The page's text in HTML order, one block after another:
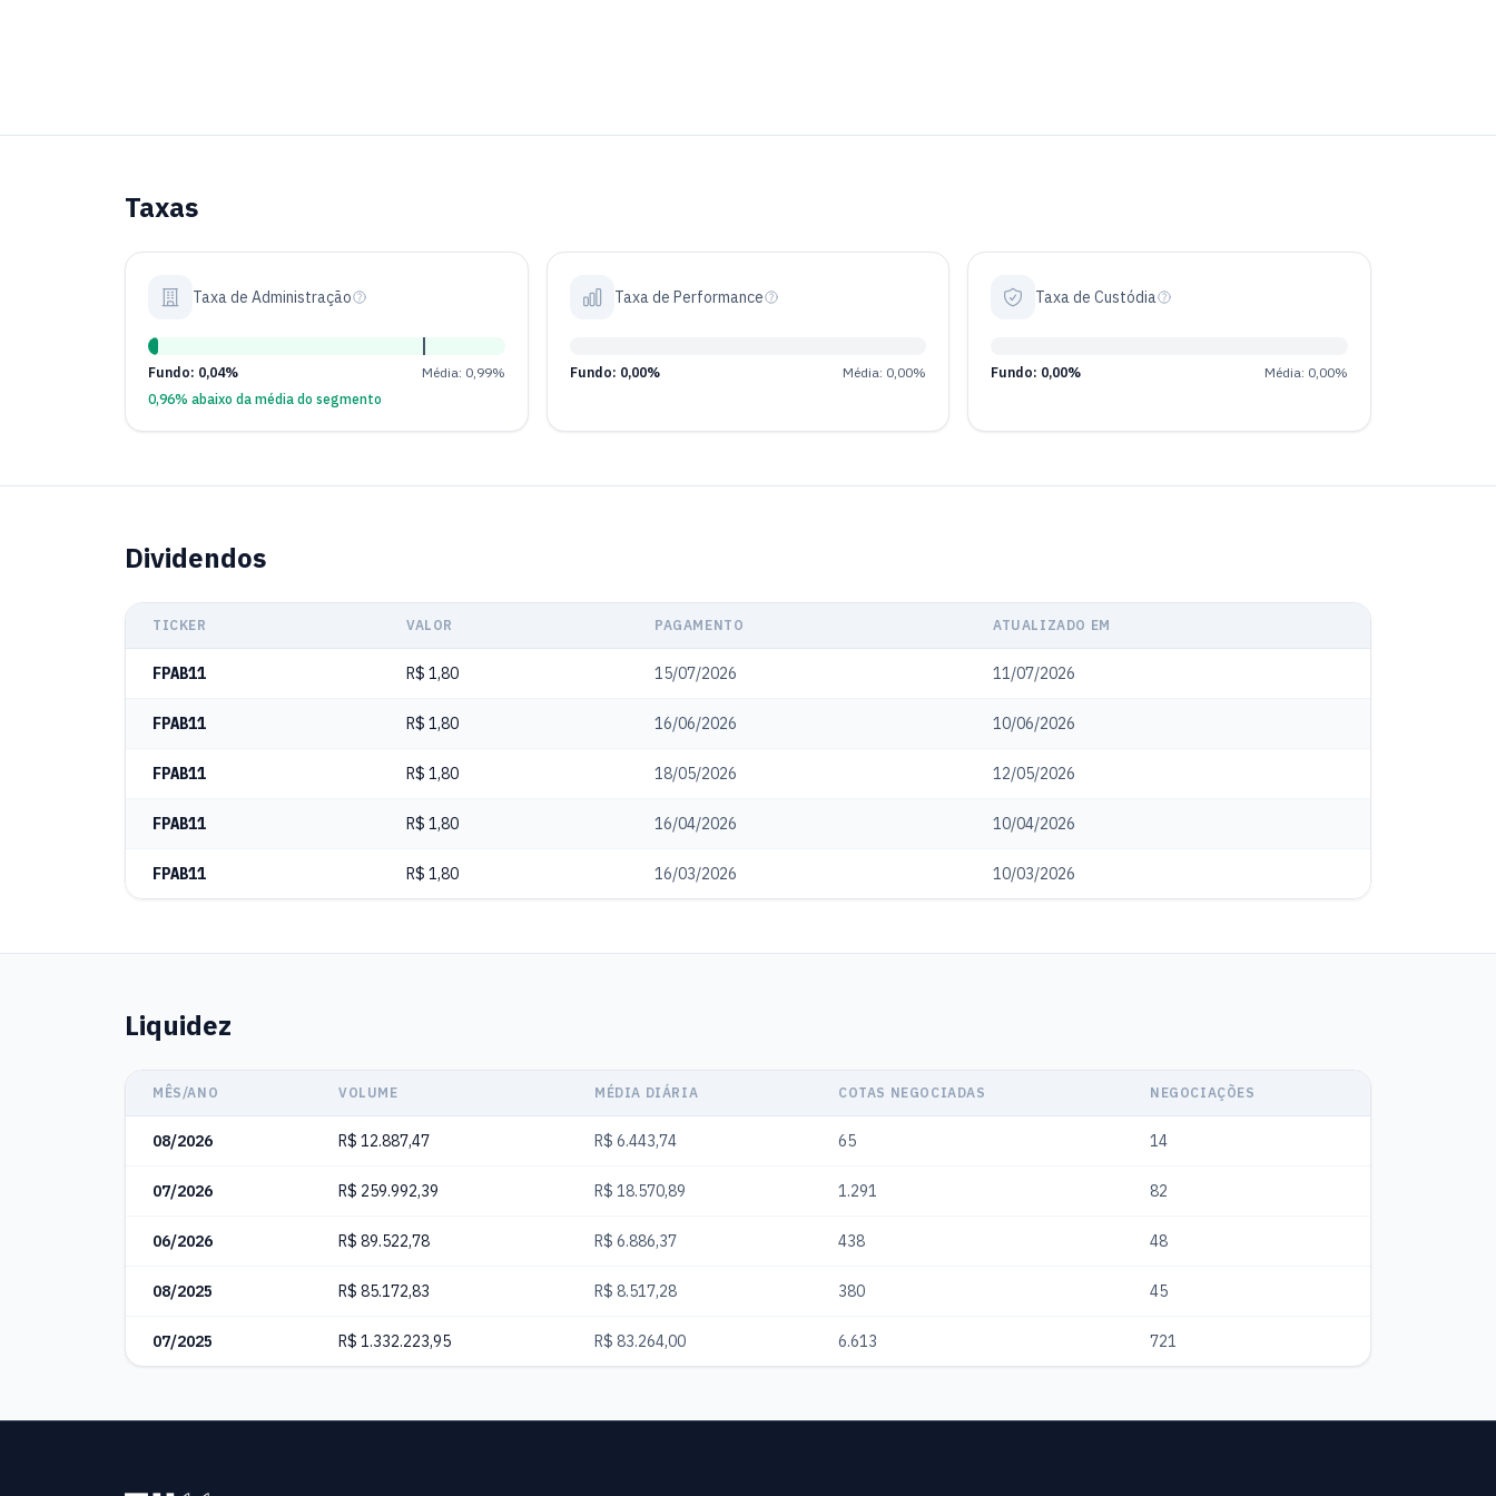
Taxas
Taxa de Administração
Fundo: 0,04%
Média: 0,99%
0,96% abaixo da média do segmento
Taxa de Performance
Fundo: 0,00% Média: 0,00%
Taxa de Custódia
Fundo: 0,00% Média: 0,00%
Dividendos
TICKER VALOR PAGAMENTO ATUALIZADO EM
FPAB11 R$ 1,80 15/07/2026 11/07/2026
FPAB11 R$ 1,80 16/06/2026 10/06/2026
FPAB11 R$ 1,80 18/05/2026 12/05/2026
FPAB11 R$ 1,80 16/04/2026 10/04/2026
FPAB11 R$ 1,80 16/03/2026 10/03/2026
Liquidez
MÊS/ANO VOLUME MÉDIA DIÁRIA COTAS NEGOCIADAS NEGOCIAÇÕES
08/2026 R$ 12.887,47 R$ 6.443,74 65 14
07/2026 R$ 259.992,39 R$ 18.570,89 1.291 82
06/2026 R$ 89.522,78 R$ 6.886,37 438 48
08/2025 R$ 85.172,83 R$ 8.517,28 380 45
07/2025 R$ 1.332.223,95 R$ 83.264,00 6.613 721